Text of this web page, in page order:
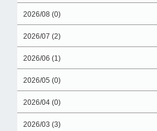
2026/08 (0)
2026/07 (2)
2026/06 (1)
2026/05 (0)
2026/04 (0)
2026/03 (3)